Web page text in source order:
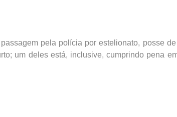
pela polícia por estelionato, posse
um deles está, inclusive, cumprindo pena